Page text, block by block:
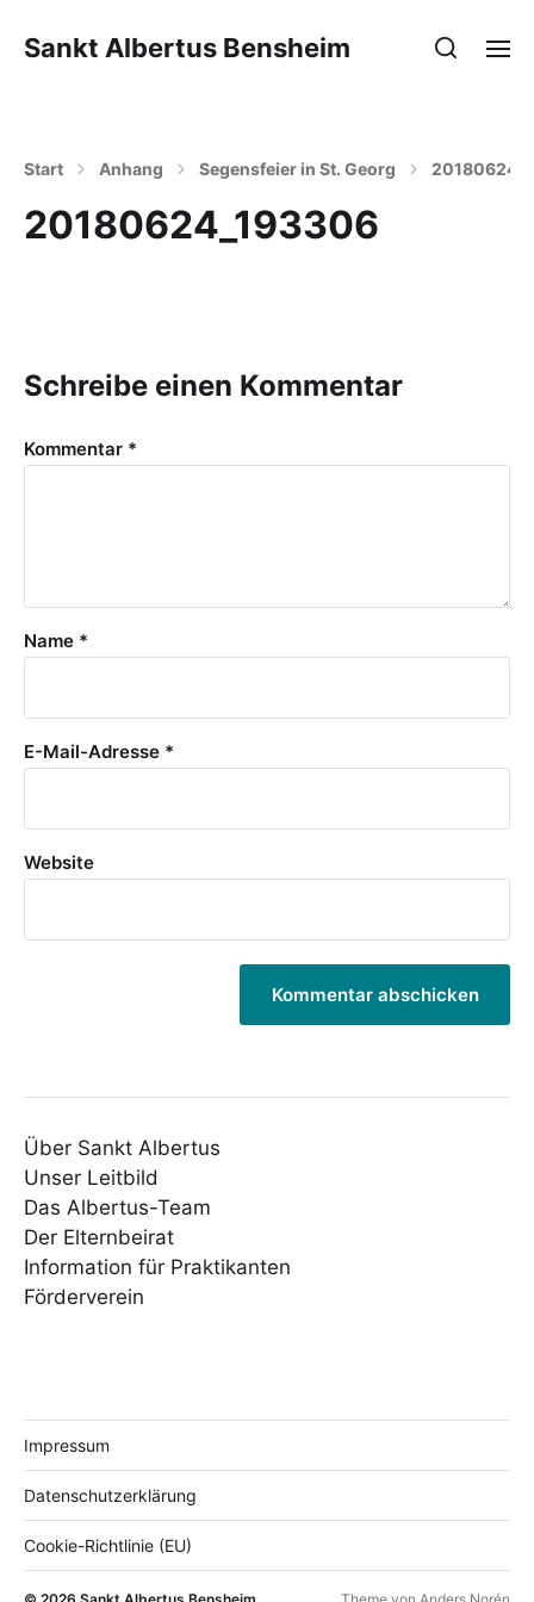
Sankt Albertus Bensheim
Start Anhang Segensfeier in St. Georg
20180624_193306
Schreibe einen Kommentar
Kommentar *
Name *
E-Mail-Adresse *
Website
Über Sankt Albertus
Unser Leitbild
Das Albertus-Team
Der Elternbeirat
Information für Praktikanten
Förderverein
Impressum
Datenschutzerklärung
Cookie-Richtlinie (EU)
© 2026 Sankt Albertus Bensheim Theme von Anders Norén